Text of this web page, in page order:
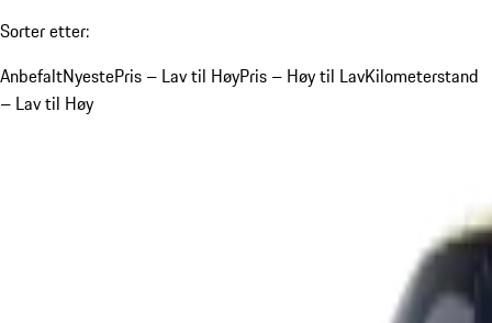
Sorter etter:
AnbefaltNyestePris – Lav til HøyPris – Høy til LavKilometerstand
– Lav til Høy